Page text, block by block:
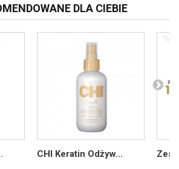
DLA CIEBIE
CHI Keratin Odżyw...